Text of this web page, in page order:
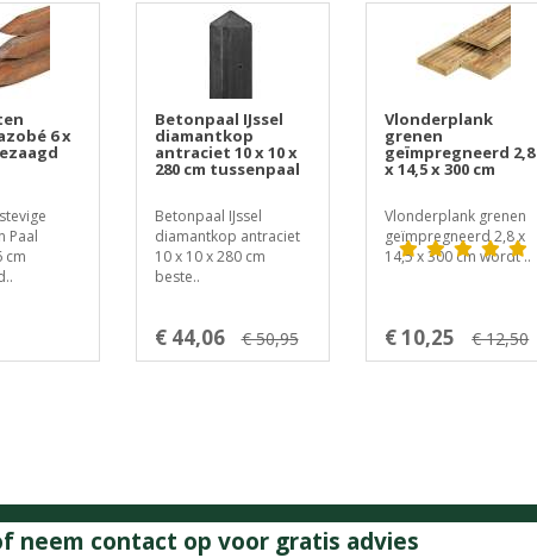
6 x
Paal
cm
Betonpaal IJssel
diamantkop
antraciet 10 x 10 x
280 cm tussenpaal
Betonpaal IJssel
diamantkop antraciet
10 x 10 x 280 cm
beste..
€ 44,06 € 50,95
Vlonderplank
grenen
geïmpregneerd 2,8
x 14,5 x 300 cm
Vlonderplank grenen
geïmpregneerd 2,8 x
14,5 x 300 cm wordt ..
€ 10,25 € 12,50
neem contact op voor gratis advies